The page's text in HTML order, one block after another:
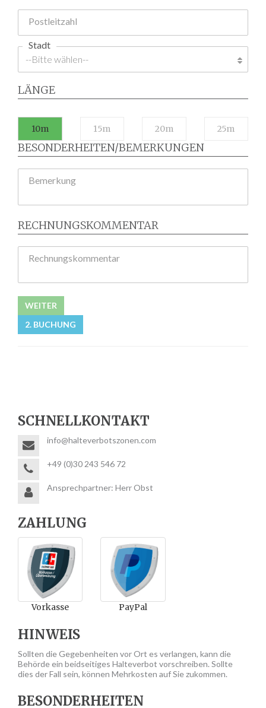
Postleitzahl
Stadt
LÄNGE
10m 15m 20m 25m
BESONDERHEITEN/BEMERKUNGEN
Bemerkung
RECHNUNGSKOMMENTAR
Rechnungskommentar
WEITER
2. BUCHUNG
SCHNELLKONTAKT
info@halteverbotszonen.com
+49 (0)30 243 546 72
Ansprechpartner: Herr Obst
ZAHLUNG
Vorkasse PayPal
HINWEIS
Sollten die Gegebenheiten vor Ort es verlangen, kann die
Behörde ein beidseitiges Halteverbot vorschreiben. Sollte
dies der Fall sein, können Mehrkosten auf Sie zukommen.
BESONDERHEITEN